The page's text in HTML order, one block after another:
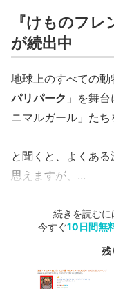
『けものフ
が続出中
地球上のすべての
パリパーク 」を舞
ニマルガール」たち
と聞くと、よくあ
思えますが、...
続きを読むに
今すぐ10日間無
残